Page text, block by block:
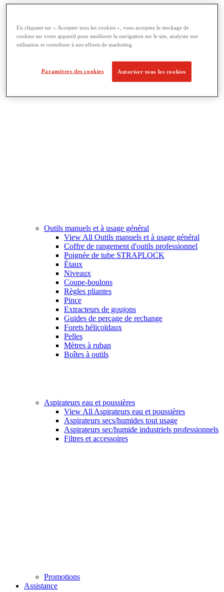
View All Outils utilitaires et d'électricien
Coupe-câbles
Cintreuses de conduits
Outils manuels et à usage général
View All Outils manuels et à usage général
Coffre de rangement d'outils professionnel
Poignée de tube STRAPLOCK
Étaux
Niveaux
Coupe-boulons
Règles pliantes
Pince
Extracteurs de goujons
Guides de perçage de rechange
Forets hélicoïdaux
Pelles
Mètres à ruban
Boîtes à outils
Aspirateurs eau et poussières
View All Aspirateurs eau et poussières
Aspirateurs secs/humides tout usage
Aspirateurs sec/humide industriels professionnels
Filtres et accessoires
Promotions
Assistance
En cliquant sur « Accepter tous les cookies », vous acceptez le stockage de
cookies sur votre appareil pour améliorer la navigation sur le site, analyser son
utilisation et contribuer à nos efforts de marketing.
Paramètres des cookies Autoriser tous les cookies